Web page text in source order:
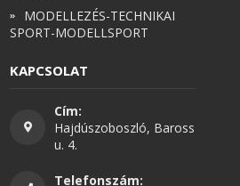
MODELLEZÉS-TECHNIKAI
SPORT-MODELLSPORT
KAPCSOLAT
Cím:
Hajdúszoboszló, Baross
u. 4.
Telefonszám: